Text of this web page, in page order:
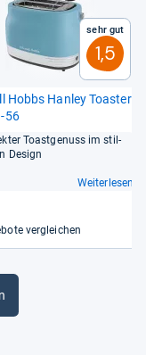
Sehr gut
1,5
Hobbs Han­ley Toas­ter
​56
Toast­ge­nuss im stil­
Design
Weiterlesen
vergleichen